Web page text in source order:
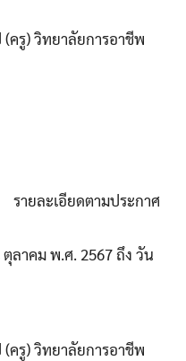
รู) วิทยาลัยการอาชีพ
ายละเอียดตามประกาศ
าคม พ.ศ. 2567 ถึง วัน
รู) วิทยาลัยการอาชีพ